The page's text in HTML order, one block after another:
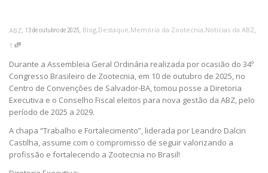
ABZ, 13 de outubro de 2025, Blog,Destaque,Memória da Zootecnia,Notícias da ABZ,
1
Durante a Assembleia Geral Ordinária realizada por ocasião do 34º
Congresso Brasileiro de Zootecnia, em 10 de outubro de 2025, no
Centro de Convenções de Salvador-BA, tomou posse a Diretoria
Executiva e o Conselho Fiscal eleitos para nova gestão da ABZ, pelo
período de 2025 a 2029.
A chapa “Trabalho e Fortalecimento”, liderada por Leandro Dalcin
Castilha, assume com o compromisso de seguir valorizando a
profissão e fortalecendo a Zootecnia no Brasil!